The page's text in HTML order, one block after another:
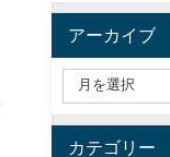
アーカイブ
カテゴリー